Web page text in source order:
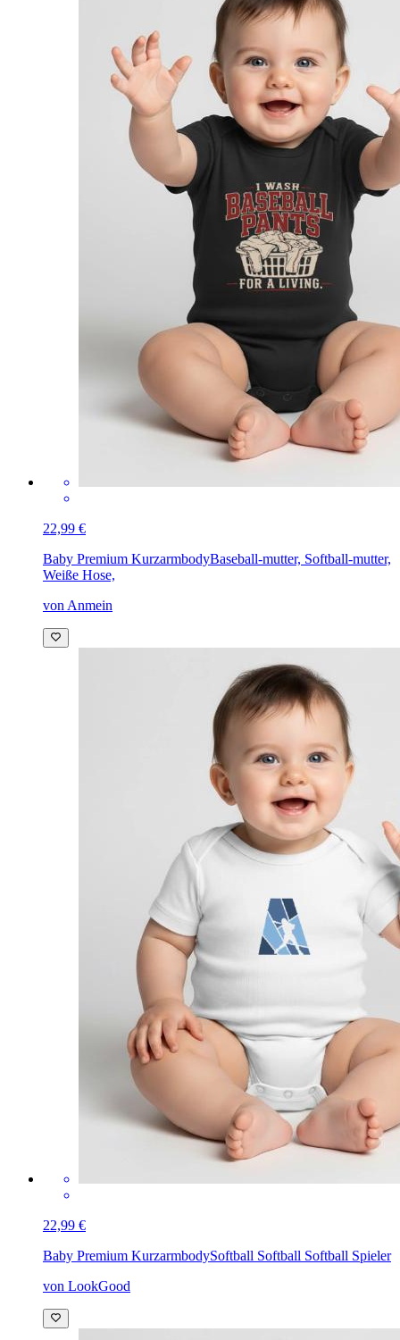
22,99 €
Baby Premium KurzarmbodyBaseball-mutter, Softball-mutter,
Weiße Hose,
von Anmein
22,99 €
Baby Premium KurzarmbodySoftball Softball Softball Spieler
von LookGood